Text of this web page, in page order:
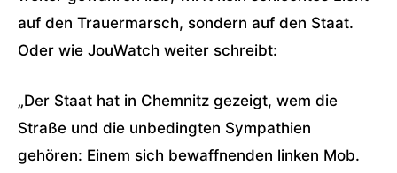
auf den Trauermarsch, sondern auf den Staat.
Oder wie JouWatch weiter schreibt:
„Der Staat hat in Chemnitz gezeigt, wem die
Straße und die unbedingten Sympathien
gehören: Einem sich bewaffnenden linken Mob.